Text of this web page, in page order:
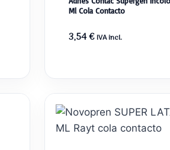
Ml Cola Contacto
3,54€ IVA incl.